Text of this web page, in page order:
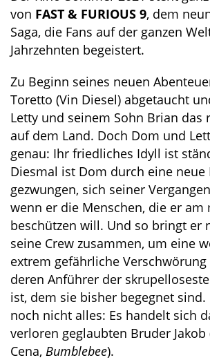
von FAST & FURIOUS 9, dem
Saga, die Fans auf der ganzen
Jahrzehnten begeistert.
Zu Beginn seines neuen
Toretto (Vin Diesel) abgetaucht
Letty und seinem Sohn Brian das
auf dem Land. Doch Dom und
genau: Ihr friedliches Idyll ist
Diesmal ist Dom durch eine neue
gezwungen, sich seiner
wenn er die Menschen, die er am
beschützen will. Und so bringt er
seine Crew zusammen, um eine
extrem gefährliche Verschwörung
deren Anführer der
ist, dem sie bisher begegnet
noch nicht alles: Es handelt sich
verloren geglaubten Bruder Jakob
Cena, Bumblebee).